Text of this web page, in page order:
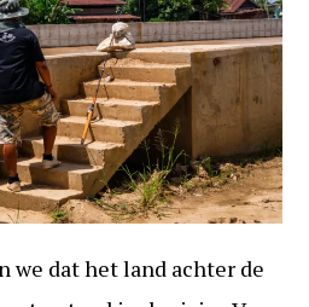
we dat het land achter de